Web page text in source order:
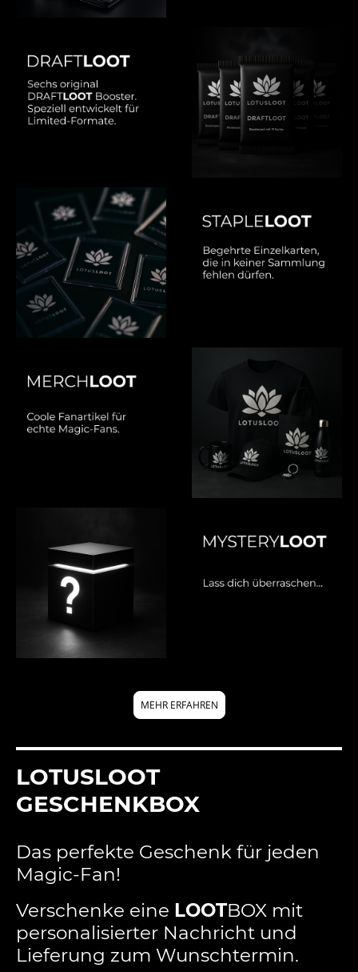
MEHR ERFAHREN
LOTUSLOOT
GESCHENKBOX
Das perfekte Geschenk für jeden
Magic-Fan!
Verschenke eine LOOTBOX mit
personalisierter Nachricht und
Lieferung zum Wunschtermin.